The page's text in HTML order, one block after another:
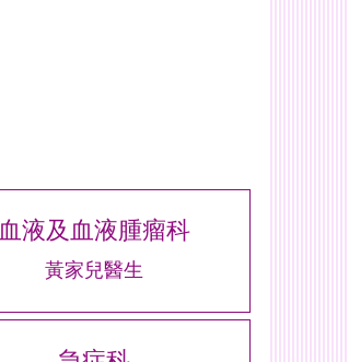
血液及血液腫瘤科
黃家兒醫生